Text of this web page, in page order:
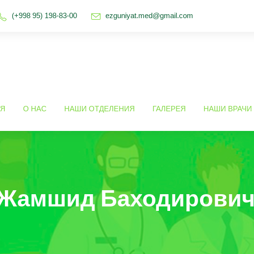
(+998 95) 198-83-00 ezguniyat.med@gmail.com
О НАС НАШИ ОТДЕЛЕНИЯ ГАЛЕРЕЯ НАШИ ВРАЧИ
Баходирович